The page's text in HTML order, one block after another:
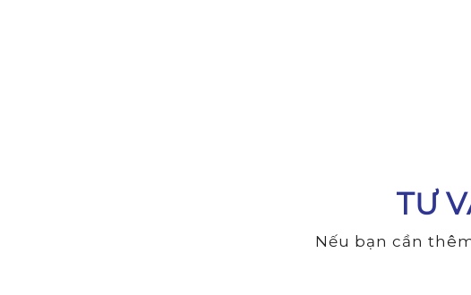
TƯ
Nếu bạn cần